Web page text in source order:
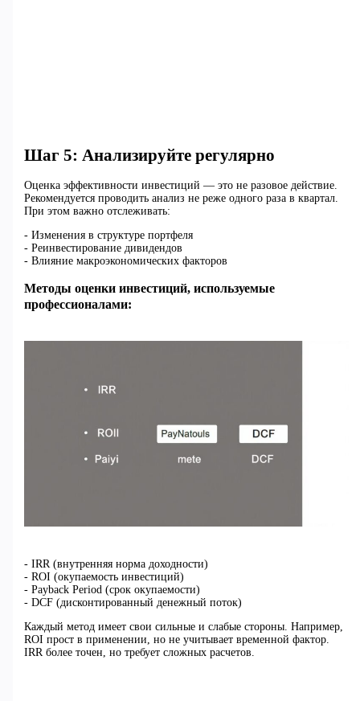
Шаг 5: Анализируйте регулярно
Оценка эффективности инвестиций — это не разовое действие.
Рекомендуется проводить анализ не реже одного раза в квартал.
При этом важно отслеживать:
- Изменения в структуре портфеля
- Реинвестирование дивидендов
- Влияние макроэкономических факторов
Методы оценки инвестиций, используемые
профессионалами:
- IRR (внутренняя норма доходности)
- ROI (окупаемость инвестиций)
- Payback Period (срок окупаемости)
- DCF (дисконтированный денежный поток)
Каждый метод имеет свои сильные и слабые стороны. Например,
ROI прост в применении, но не учитывает временной фактор.
IRR более точен, но требует сложных расчетов.